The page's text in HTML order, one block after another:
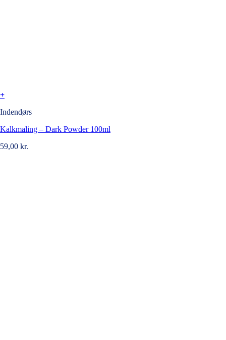
+
Indendørs
Kalkmaling – Dark Powder 100ml
59,00 kr.